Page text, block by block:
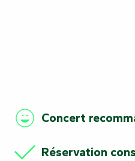
Concert
Réservation